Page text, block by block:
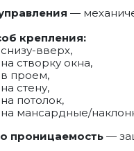
—
крепления:
снизу-вверх,
на створку окна,
в проем,
на стену,
на потолок,
на мансардные/
проницаемость —